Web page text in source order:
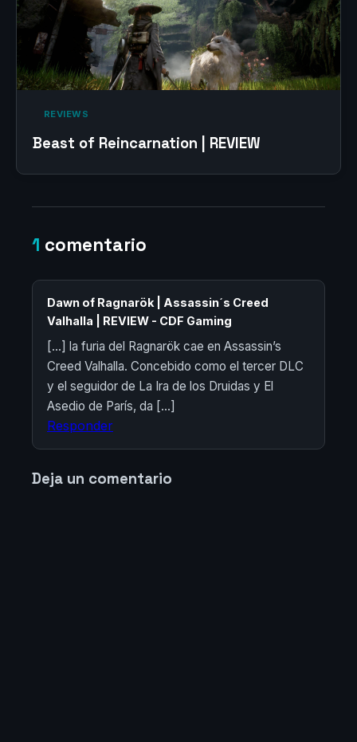
‎ REVIEWS‎
Beast of Reincarnation | REVIEW
1 comentario
Dawn of Ragnarök | Assassin´s Creed
Valhalla | REVIEW - CDF Gaming
[…] la furia del Ragnarök cae en Assassin’s
Creed Valhalla. Concebido como el tercer DLC
y el seguidor de La Ira de los Druidas y El
Asedio de París, da […]
Responder
Deja un comentario